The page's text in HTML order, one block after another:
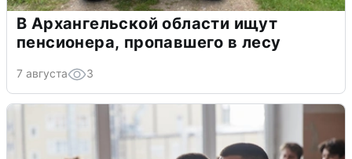
В Архангельской области ищут
пенсионера, пропавшего в лесу
7 августа 3